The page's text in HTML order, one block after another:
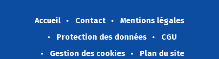
Accueil Contact
Mentions légales
Protection des données
CGU
Gestion des cookies
Plan du site